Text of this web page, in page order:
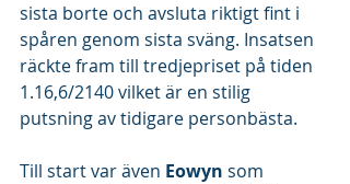
sista borte och avsluta riktigt fint i
spåren genom sista sväng. Insatsen
räckte fram till tredjepriset på tiden
1.16,6/2140 vilket är en stilig
putsning av tidigare personbästa.
Till start var även Eowyn som